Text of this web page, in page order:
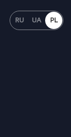
RU UA PL